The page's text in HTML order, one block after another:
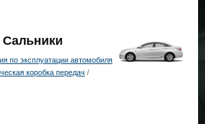
по эксплуатации автомобиля
коробка передач /